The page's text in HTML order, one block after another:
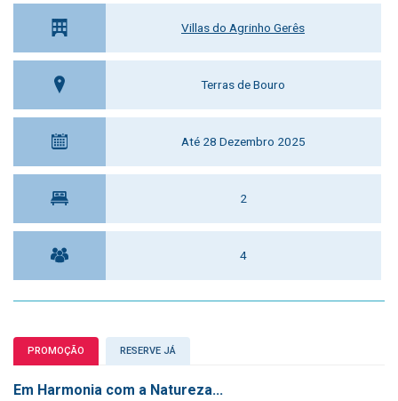
Villas do Agrinho Gerês
Terras de Bouro
Até 28 Dezembro 2025
2
4
PROMOÇÃO RESERVE JÁ
Em Harmonia com a Natureza...